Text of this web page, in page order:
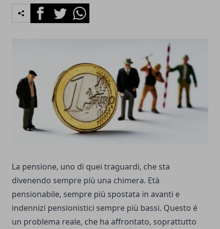
FacebookTwitterWhatsapp
La pensione, uno di quei traguardi, che sta
divenendo sempre più una chimera. Età
pensionabile, sempre più spostata in avanti e
indennizi pensionistici sempre più bassi. Questo é
un problema reale, che ha affrontato, soprattutto